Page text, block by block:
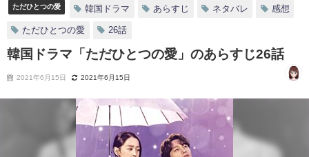
ただひとつの愛 韓国ドラマ あらすじ ネタバレ 感想
ただひとつの愛 26話
韓国ドラマ「ただひとつの愛」のあらすじ26話
2021年6月15日 2021年6月15日